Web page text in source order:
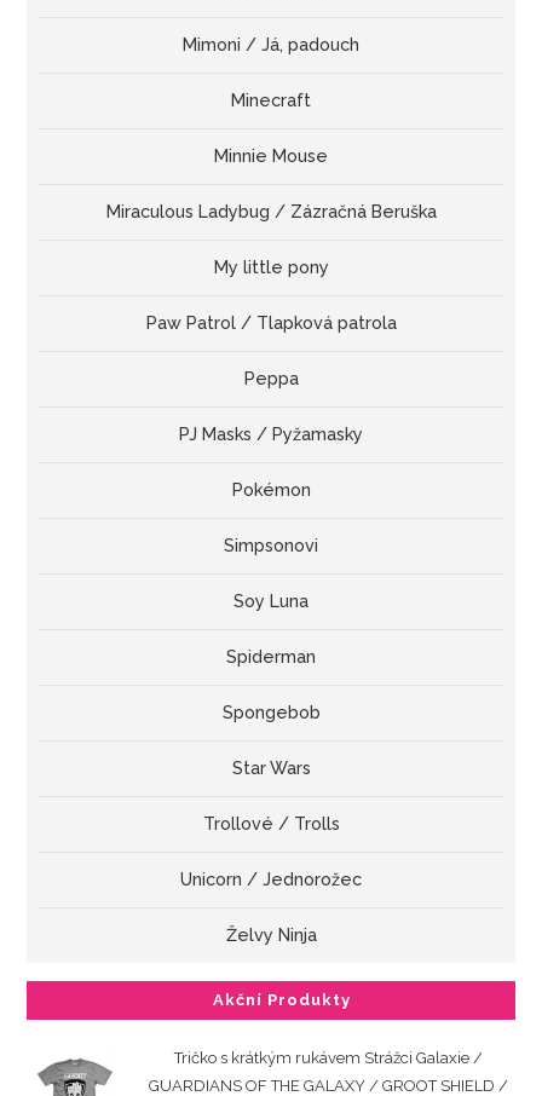
Mimoni / Já, padouch
Minecraft
Minnie Mouse
Miraculous Ladybug / Zázračná Beruška
My little pony
Paw Patrol / Tlapková patrola
Peppa
PJ Masks / Pyžamasky
Pokémon
Simpsonovi
Soy Luna
Spiderman
Spongebob
Star Wars
Trollové / Trolls
Unicorn / Jednorožec
Želvy Ninja
Akční Produkty
Tričko s krátkým rukávem Strážci Galaxie /
GUARDIANS OF THE GALAXY / GROOT SHIELD /